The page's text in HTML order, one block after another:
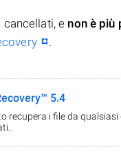
e non è più
.
5.4
recupera i file da